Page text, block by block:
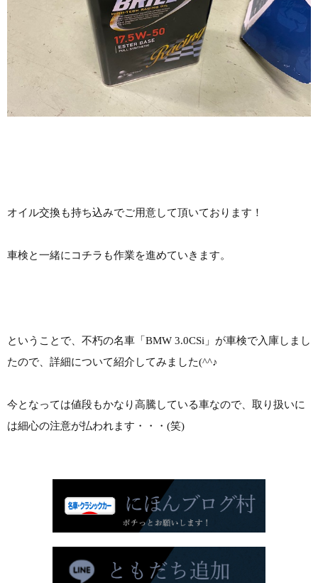
オイル交換も持ち込みでご用意して頂いております！
車検と一緒にコチラも作業を進めていきます。
ということで、不朽の名車「BMW 3.0CSi」が車検で入庫しまし
たので、詳細について紹介してみました(^^♪
今となっては値段もかなり高騰している車なので、取り扱いに
は細心の注意が払われます・・・(笑)